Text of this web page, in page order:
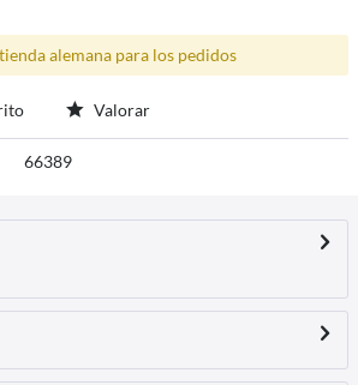
alemana para los pedidos
Valorar
66389